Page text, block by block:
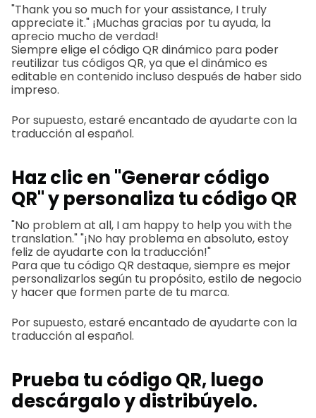
"Thank you so much for your assistance, I truly
appreciate it." ¡Muchas gracias por tu ayuda, la
aprecio mucho de verdad!
Siempre elige el código QR dinámico para poder
reutilizar tus códigos QR, ya que el dinámico es
editable en contenido incluso después de haber sido
impreso.
Por supuesto, estaré encantado de ayudarte con la
traducción al español.
Haz clic en "Generar código
QR" y personaliza tu código QR
"No problem at all, I am happy to help you with the
translation." "¡No hay problema en absoluto, estoy
feliz de ayudarte con la traducción!"
Para que tu código QR destaque, siempre es mejor
personalizarlos según tu propósito, estilo de negocio
y hacer que formen parte de tu marca.
Por supuesto, estaré encantado de ayudarte con la
traducción al español.
Prueba tu código QR, luego
descárgalo y distribúyelo.